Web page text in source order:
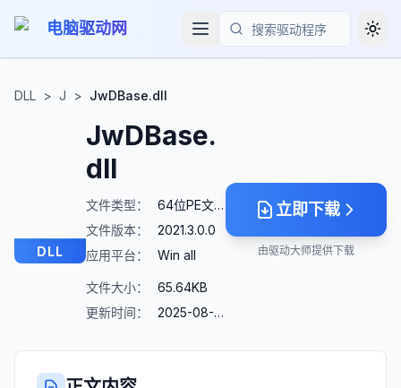
电脑驱动网
搜索
DLL > J > JwDBase.dll
DLL
JwDBase.
dll
文件类型：
64位PE文件
文件版本：
2021.3.0.0
应用平台：
Win all
文件大小：
65.64KB
更新时间：
2025-08-23
立即下载
由驱动大师提供下载